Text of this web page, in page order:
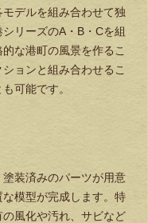
デルを組み合わせて独
リーズのA・B・Cを組
な港町の風景を作るこ
ョンと組み合わせるこ
可能です。
装済みのパーツが用意
模型が完成します。特
風化や汚れ、サビなど